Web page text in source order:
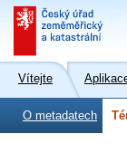
Vítejte
O metadatech